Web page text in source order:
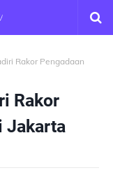
Rakor Pengadaan
Rakor
Jakarta